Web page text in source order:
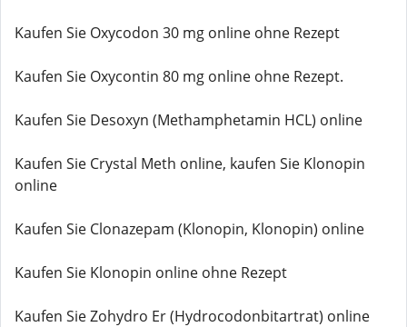
Kaufen Sie Oxycodon 30 mg online ohne Rezept
Kaufen Sie Oxycontin 80 mg online ohne Rezept.
Kaufen Sie Desoxyn (Methamphetamin HCL) online
Kaufen Sie Crystal Meth online, kaufen Sie Klonopin
online
Kaufen Sie Clonazepam (Klonopin, Klonopin) online
Kaufen Sie Klonopin online ohne Rezept
Kaufen Sie Zohydro Er (Hydrocodonbitartrat) online